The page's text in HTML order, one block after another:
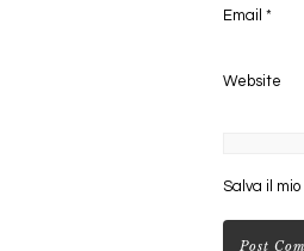
Email *
Website
Salva il